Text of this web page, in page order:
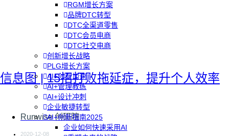
RGM增长方案
品牌DTC转型
DTC全渠道零售
DTC会员电商
DTC社交电商
创新增长战略
PLG增长方案
AI+创新加速
AI+管理教练
AI+设计冲刺
企业敏捷转型
AI+创新指南2025
企业如何快速采用AI
信息图 | 15招打败拖延症，提升个人效率
Runwise 创研院
2020-12-08